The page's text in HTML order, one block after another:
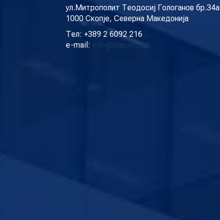
ул.Митрополит Теодосиј Гологанов
1000 Скопје, Северна Македонија
Тел: +389 2 6092 216
e-mail: info@cup.org.mk